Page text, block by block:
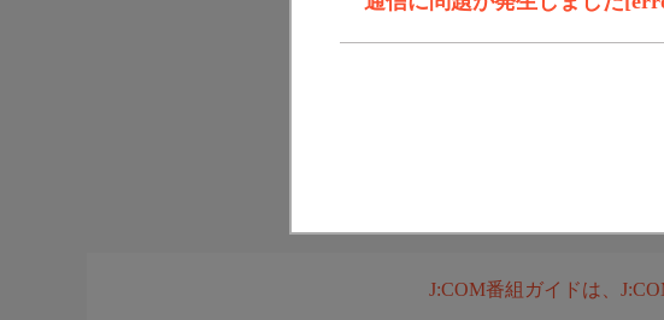
J:COM番組ガイドは、